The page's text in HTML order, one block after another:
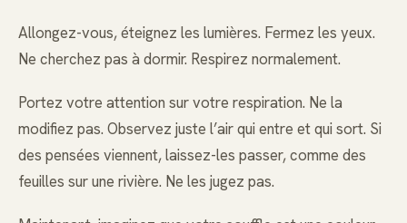
Allongez-vous, éteignez les lumières. Fermez les yeux.
Ne cherchez pas à dormir. Respirez normalement.
Portez votre attention sur votre respiration. Ne la
modifiez pas. Observez juste l’air qui entre et qui sort. Si
des pensées viennent, laissez-les passer, comme des
feuilles sur une rivière. Ne les jugez pas.